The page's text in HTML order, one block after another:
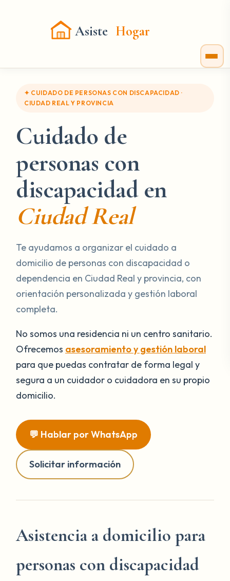
Asiste Hogar
✦ CUIDADO DE PERSONAS CON DISCAPACIDAD ·
CIUDAD REAL Y PROVINCIA
Cuidado de
personas con
discapacidad en
Ciudad Real
Te ayudamos a organizar el cuidado a
domicilio de personas con discapacidad o
dependencia en Ciudad Real y provincia, con
orientación personalizada y gestión laboral
completa.
No somos una residencia ni un centro sanitario.
Ofrecemos asesoramiento y gestión laboral
para que puedas contratar de forma legal y
segura a un cuidador o cuidadora en su propio
domicilio.
💬 Hablar por WhatsApp
Solicitar información
Asistencia a domicilio para
personas con discapacidad